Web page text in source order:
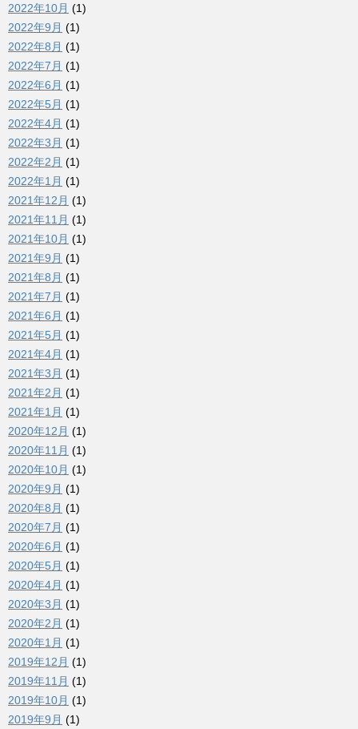
2022年10月 (1)
2022年9月 (1)
2022年8月 (1)
2022年7月 (1)
2022年6月 (1)
2022年5月 (1)
2022年4月 (1)
2022年3月 (1)
2022年2月 (1)
2022年1月 (1)
2021年12月 (1)
2021年11月 (1)
2021年10月 (1)
2021年9月 (1)
2021年8月 (1)
2021年7月 (1)
2021年6月 (1)
2021年5月 (1)
2021年4月 (1)
2021年3月 (1)
2021年2月 (1)
2021年1月 (1)
2020年12月 (1)
2020年11月 (1)
2020年10月 (1)
2020年9月 (1)
2020年8月 (1)
2020年7月 (1)
2020年6月 (1)
2020年5月 (1)
2020年4月 (1)
2020年3月 (1)
2020年2月 (1)
2020年1月 (1)
2019年12月 (1)
2019年11月 (1)
2019年10月 (1)
2019年9月 (1)